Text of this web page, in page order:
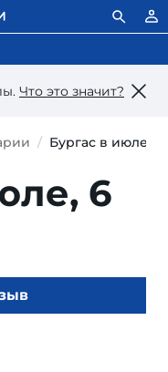
Что это значит?
Бургас в июле
6